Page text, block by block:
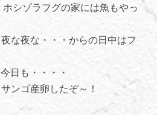
ホシゾラフグの家には魚もやっ
夜な夜な・・・からの日中はフ
今日も・・・・
サンゴ産卵したぞ～！